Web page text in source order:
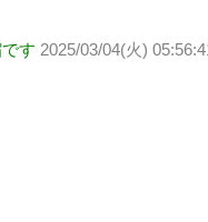
す 2025/03/04(火)